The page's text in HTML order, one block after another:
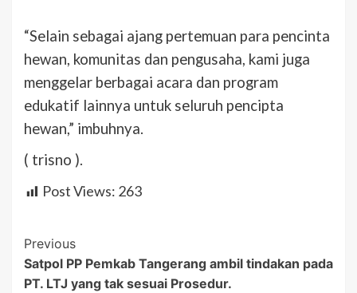
“Selain sebagai ajang pertemuan para pencinta
hewan, komunitas dan pengusaha, kami juga
menggelar berbagai acara dan program
edukatif lainnya untuk seluruh pencipta
hewan,” imbuhnya.
( trisno ).
Post Views: 263
Post
Navigation
Previous
Satpol PP Pemkab Tangerang ambil tindakan pada
PT. LTJ yang tak sesuai Prosedur.